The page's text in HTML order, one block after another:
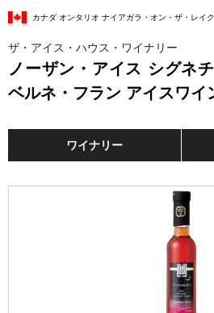
カナダ オンタリオ ナイアガラ・オン・ザ・レイク
ザ・アイス・ハウス・ワイナリー
ノーザン・アイス シグネ
ベルネ・フラン アイスワイ
ワイナリー